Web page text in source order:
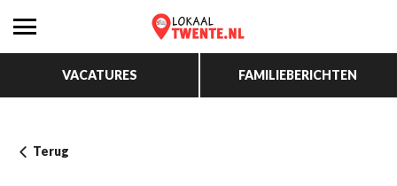
VACATURES FAMILIEBERICHTEN
Terug